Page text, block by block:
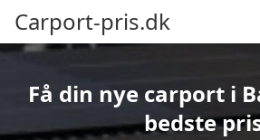
Carport-pris.dk
Få din nye carport i
bedste